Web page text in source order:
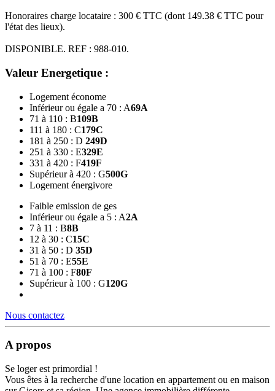
Honoraires charge locataire : 300 € TTC (dont 149.38 € TTC pour
l'état des lieux).
DISPONIBLE. REF : 988-010.
Valeur Energetique :
Logement économe
Inférieur ou égale a 70 : A69A
71 à 110 : B109B
111 à 180 : C179C
181 à 250 : D 249D
251 à 330 : E329E
331 à 420 : F419F
Supérieur à 420 : G500G
Logement énergivore
Faible emission de ges
Inférieur ou égale a 5 : A2A
7 à 11 : B8B
12 à 30 : C15C
31 à 50 : D 35D
51 à 70 : E55E
71 à 100 : F80F
Supérieur à 100 : G120G
Nous contactez
A propos
Se loger est primordial !
Vous êtes à la recherche d'une location en appartement ou en maison